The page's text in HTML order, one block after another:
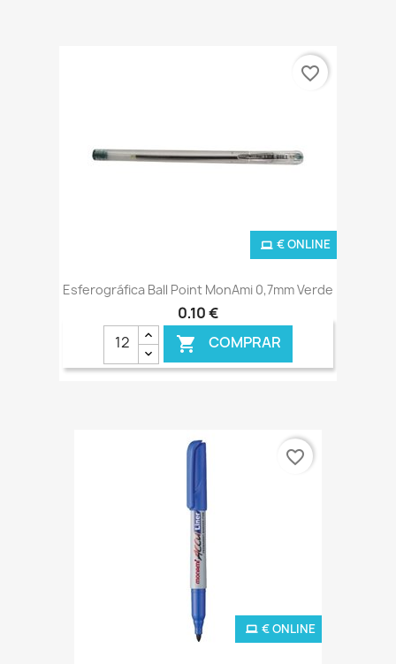
Esferográfica Ball Point MonAmi 0,7mm Verde
0,10 €
 COMPRAR
€ ONLINE
favorite_border
€ ONLINE
favorite_border